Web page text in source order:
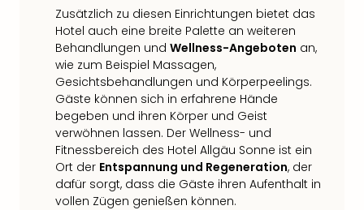
Zusätzlich zu diesen Einrichtungen bietet das
Hotel auch eine breite Palette an weiteren
Behandlungen und Wellness-Angeboten an,
wie zum Beispiel Massagen,
Gesichtsbehandlungen und Körperpeelings.
Gäste können sich in erfahrene Hände
begeben und ihren Körper und Geist
verwöhnen lassen. Der Wellness- und
Fitnessbereich des Hotel Allgäu Sonne ist ein
Ort der Entspannung und Regeneration, der
dafür sorgt, dass die Gäste ihren Aufenthalt in
vollen Zügen genießen können.